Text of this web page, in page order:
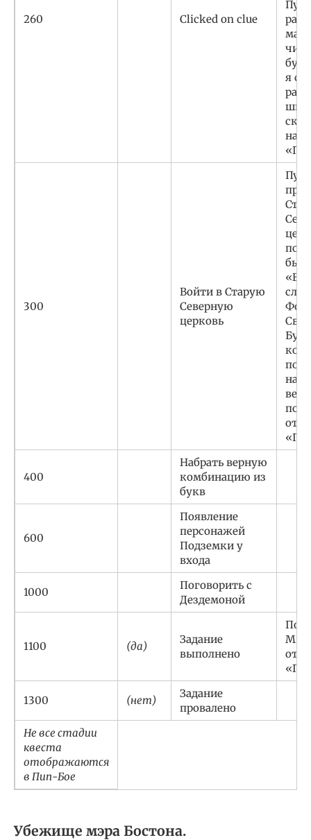
260 Clicked on clue
я
300
Войти в Старую
Северную
церковь
«В
на
400
Набрать верную
комбинацию из
букв
600
Появление
персонажей
Подземки у
входа
1000
Поговорить с
Дездемоной
1100 (да)
Задание
выполнено
Мне
1300 (нет)
Задание
провалено
Не все стадии
квеста
отображаются
в Пип-Бое
Убежище мэра Бостона.